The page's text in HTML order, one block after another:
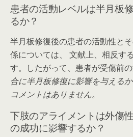
患者の活動レベルは半月板
るか？
半月板修復後の患者の活動性と
係については、 文献上、相反す
す。したがって、患者が受傷前
合に半月板修復に影響を与える
コメントはありません。
下肢のアライメントは外傷
の成功に影響するか？